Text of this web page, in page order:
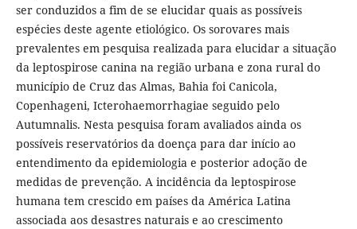
ser conduzidos a fim de se elucidar quais as possíveis
espécies deste agente etiológico. Os sorovares mais
prevalentes em pesquisa realizada para elucidar a situação
da leptospirose canina na região urbana e zona rural do
município de Cruz das Almas, Bahia foi Canicola,
Copenhageni, Icterohaemorrhagiae seguido pelo
Autumnalis. Nesta pesquisa foram avaliados ainda os
possíveis reservatórios da doença para dar início ao
entendimento da epidemiologia e posterior adoção de
medidas de prevenção. A incidência da leptospirose
humana tem crescido em países da América Latina
associada aos desastres naturais e ao crescimento